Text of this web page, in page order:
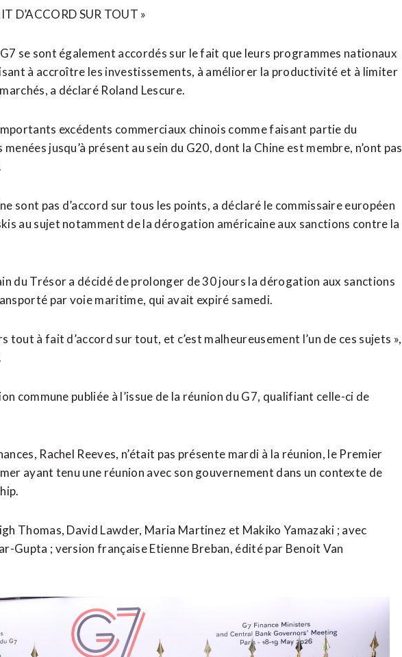
D’ACCORD SUR TOUT »
se sont également accordés sur le fait ⁠que ‌leurs programmes nationaux
à accroître les investissements, à améliorer la productivité ⁠et à limiter
a déclaré Roland Lescure.
excédents commerciaux chinois comme faisant partie du
jusqu’à présent au sein du G20, dont ​la Chine est membre, n’ont pas
sont pas d’accord sur tous les points, a déclaré le ‌commissaire européen
au sujet notamment de la dérogation américaine aux sanctions contre la
du Trésor a décidé de ​prolonger de 30 jours la dérogation aux sanctions
par voie maritime, qui avait expiré samedi.
tout à fait d’accord sur tout, et c’est malheureusement l’un de ces sujets »,
commune publiée à l’issue de la réunion du G7, qualifiant celle-ci de
Rachel Reeves, n’était pas présente mardi ⁠à la réunion, le Premier
ayant tenu une réunion avec son gouvernement dans un contexte de
Thomas, David Lawder, Maria ​Martinez et Makiko Yamazaki ; avec
Gupta ; version française ​Etienne Breban, édité par Benoit Van